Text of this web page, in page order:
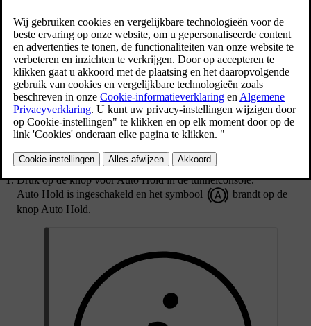
Auto Hold remt automatisch nadat je tot stilstand bent gekomen. Je
kunt Auto Hold in- of uitschakelen door op de knop Auto Hold in
de tunnelconsole te drukken.
Druk op de knop voor Auto Hold in de tunnelconsole.
Auto Hold is ingeschakeld en het symbool
brandt op de
knop Auto Hold.